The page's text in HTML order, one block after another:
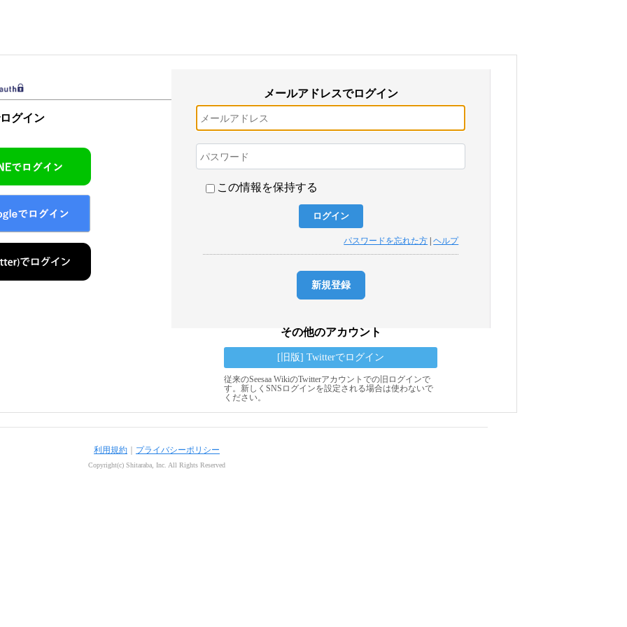
グイン
メールアドレスでログイン
この情報を保持する
パスワードを忘れた方 |ヘルプ
新規登録
その他のアカウント
[旧版] Twitterでログイン
従来のSeesaa WikiのTwitterアカウントでの旧ログインで
す。新しくSNSログインを設定される場合は使わないで
ください。
利用規約 プライバシーポリシー
Copyright(c) Shitaraba, Inc. All Rights Reserved